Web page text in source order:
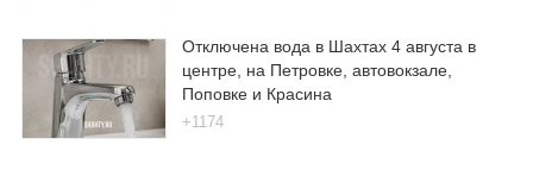
Отключена вода в Шахтах 4 августа в
центре, на Петровке, автовокзале,
Поповке и Красина
+1174